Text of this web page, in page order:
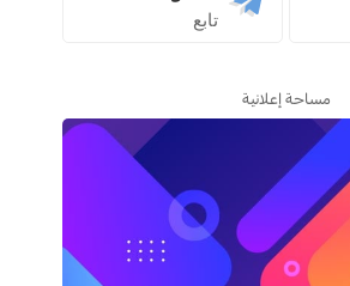
تابع
مساحة إعلانية